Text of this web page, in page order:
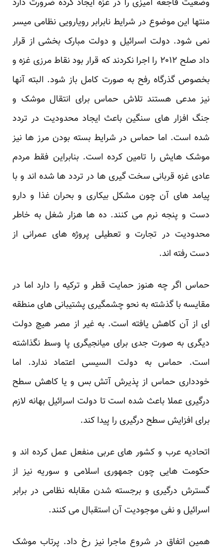
وضعیت فاجعه آمیزی را در غزه ایجاد کرده ضرورت دارد
منتها این موضوع در شرایط نابرابر رویارویی نظامی میسر
نمی شود. دولت اسرائیل و دولت مبارک بخشی از قرار
داد صلح ۲۰۱۲ را اجرا نکردند که قرار بود نقاط مرزی غزه و
بخصوص گذرگاه رفح به صورت کامل باز شود. البته آنها
نیز مدعی هستند تلاش حماس برای انتقال موشک و
جنگ افزار های سنگین باعث ایجاد محدودیت در تردد
شده است. اما حماس در شرایط بسته بودن مرز ها نیز
موشک هایش را تامین کرده است. بنابراین فقط مردم
عادی غزه قربانی سخت گیری ها در تردد ها شده اند و با
پیامد های آن چون مشکل بیکاری و بحران غذا و دارو
دست و پنجه نرم می کنند. ده ها هزار شغل به خاطر
محدودیت در تجارت و تعطیلی پروژه های عمرانی از
دست رفته اند.
حماس اگر چه هنوز حمایت قطر و ترکیه را دارد اما در
مقایسه با گذشته به نحو چشمگیری پشتیبانی های منطقه
ای از آن کاهش یافته است. به غیر از مصر هیچ دولت
دیگری به صورت جدی برای میانجیگری پا وسط نگذاشته
است. حماس به دولت السیسی اعتماد ندارد. اما
خودداری حماس از پذیرش آتش بس و یا کاهش سطح
درگیری عملا باعث شده است تا دولت اسرائیل بهانه لازم
برای افزایش سطح درگیری را پیدا کند.
اتحادیه عرب و کشور های عربی منفعل عمل کرده اند و
حکومت هایی چون جمهوری اسلامی و سوریه نیز از
گسترش درگیری و برجسته شدن مقابله نظامی در برابر
اسرائیل و نفی موجودیت آن استقبال می کنند.
همین اتفاق در شروع ماجرا نیز رخ داد. پرتاب موشک